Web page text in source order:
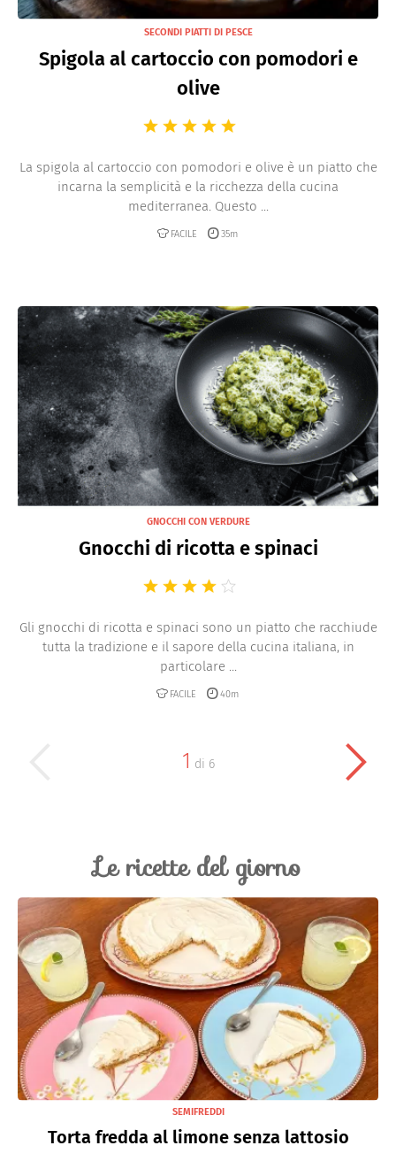
SECONDI PIATTI DI PESCE
Spigola al cartoccio con pomodori e
olive
La spigola al cartoccio con pomodori e olive è un piatto che
incarna la semplicità e la ricchezza della cucina
mediterranea. Questo ...
FACILE 35m
GNOCCHI CON VERDURE
Gnocchi di ricotta e spinaci
Gli gnocchi di ricotta e spinaci sono un piatto che racchiude
tutta la tradizione e il sapore della cucina italiana, in
particolare ...
FACILE 40m
1 di 6
Le ricette del giorno
SEMIFREDDI
Torta fredda al limone senza lattosio